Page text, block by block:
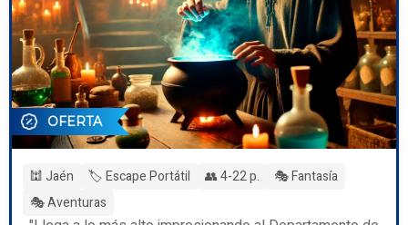
OFERTA
🕍 Jaén 🏷️ Escape Portátil 👥 4-22 p.
🎭 Fantasía
🎭 Aventuras